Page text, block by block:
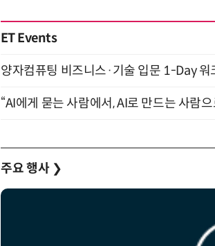
ET Events
양자컴퓨팅 비즈니스·기술 입문 1-Day 워
“AI에게 묻는 사람에서, AI로 만드는 사람
주요 행사 ❯